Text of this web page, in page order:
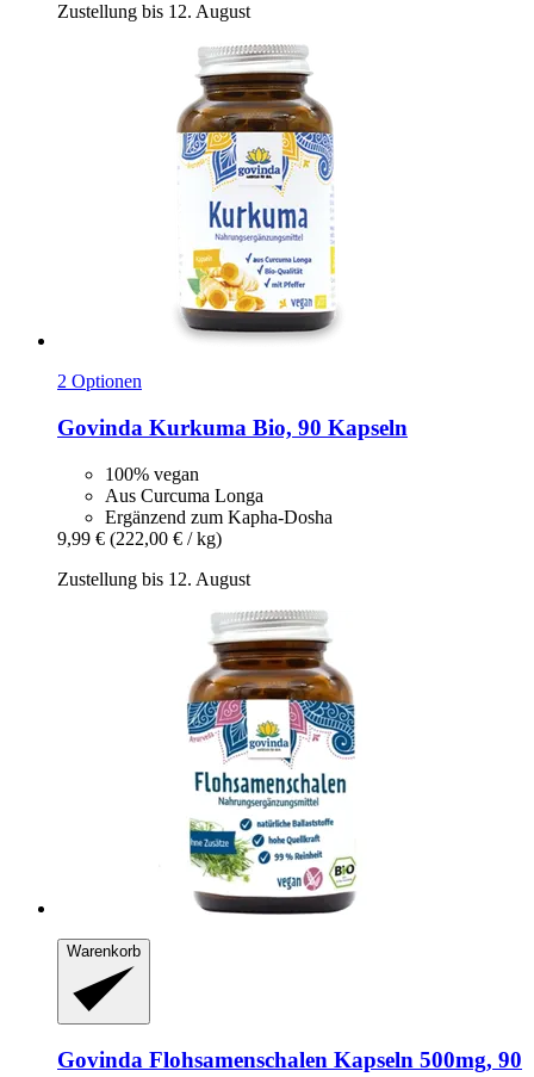
Zustellung bis 12. August
2 Optionen
Govinda Kurkuma Bio, 90 Kapseln
100% vegan
Aus Curcuma Longa
Ergänzend zum Kapha-Dosha
9,99 € (222,00 € / kg)
Zustellung bis 12. August
Warenkorb
Govinda Flohsamenschalen Kapseln 500mg, 90